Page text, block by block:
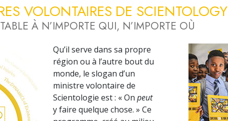
VOLONTAIRES DE SCIENTOLOGY
À N’IMPORTE QUI, N’IMPORTE OÙ
Qu’il serve dans sa propre
région ou à l’autre bout du
monde, le slogan d’un
ministre volontaire de
Scientologie est : « On peut
y faire quelque chose. » Ce